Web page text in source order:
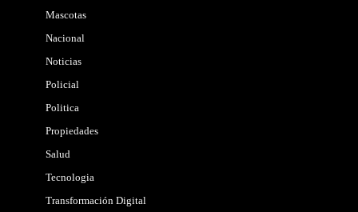
Mascotas
Nacional
Noticias
Policial
Politica
Propiedades
Salud
Tecnologia
Transformación Digital